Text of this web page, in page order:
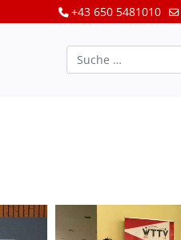
+43 650 5481010
Suchen